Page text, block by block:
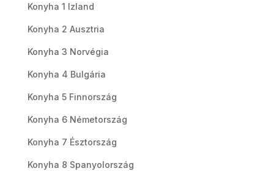
Konyha 1 Izland
Konyha 2 Ausztria
Konyha 3 Norvégia
Konyha 4 Bulgária
Konyha 5 Finnország
Konyha 6 Németország
Konyha 7 Észtország
Konyha 8 Spanyolország